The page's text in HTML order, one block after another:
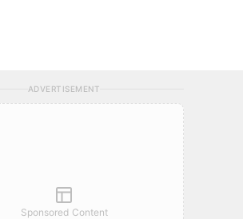
ADVERTISEMENT
Sponsored Content